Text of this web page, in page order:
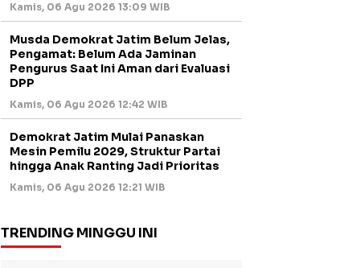
Kamis, 06 Agu 2026 13:09 WIB
Musda Demokrat Jatim Belum Jelas,
Pengamat: Belum Ada Jaminan
Pengurus Saat Ini Aman dari Evaluasi
DPP
Kamis, 06 Agu 2026 12:42 WIB
Demokrat Jatim Mulai Panaskan
Mesin Pemilu 2029, Struktur Partai
hingga Anak Ranting Jadi Prioritas
Kamis, 06 Agu 2026 12:21 WIB
TRENDING MINGGU INI